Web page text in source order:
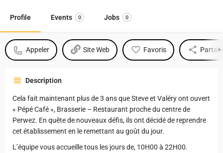
Profile Events 0 Jobs 0
Appeler Site Web Favoris
Description
Cela fait maintenant plus de 3 ans que Steve et Valéry ont ouvert
« Pépé Café », Brasserie – Restaurant proche du centre de
Perwez. En quête de nouveaux défis, ils ont décidé de reprendre
cet établissement en le remettant au goût du jour.
L’équipe vous accueille tous les jours de, 10H00 à 22H00.